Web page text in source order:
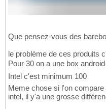
Que pensez-vous des
le problème de ces produits
Pour 30 on a une box
Intel c'est minimum 100
Meme chose si l'on
intel, il y'a une grosse